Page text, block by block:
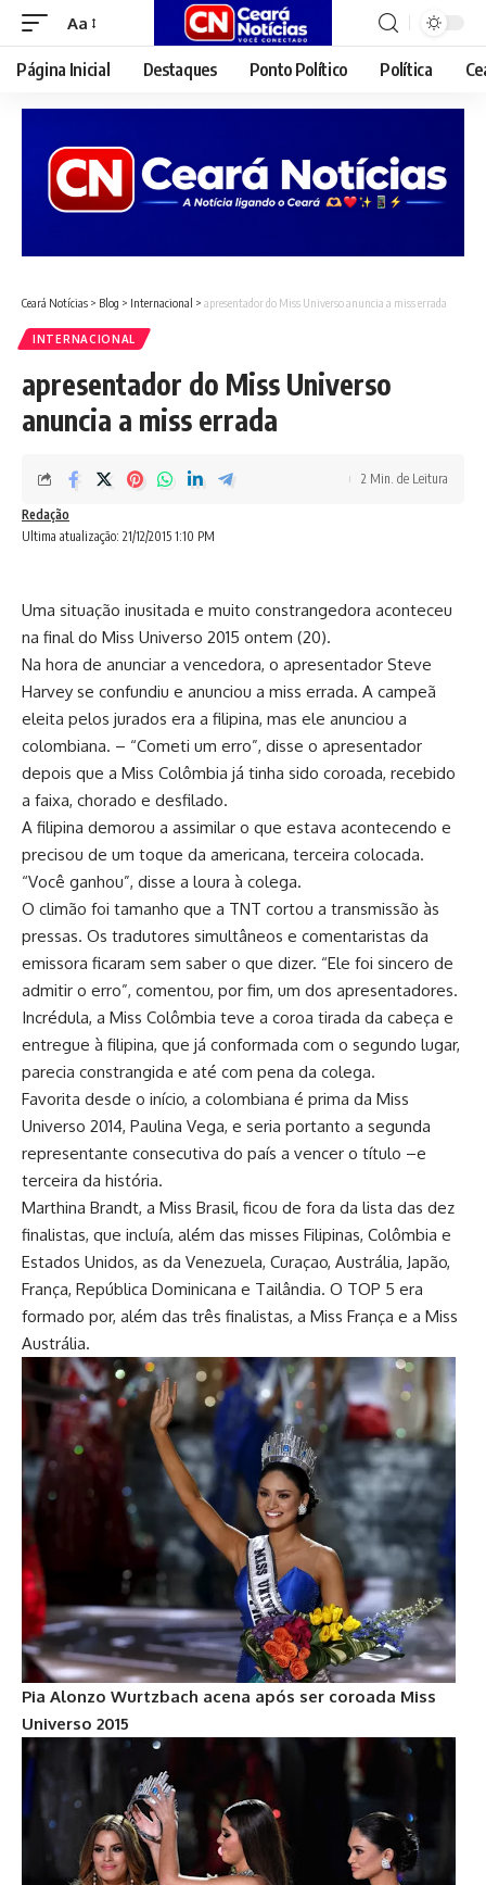
Font
Resizer
Aa
Página Inicial Destaques Ponto Político Política
Ceará Notícias > Blog > Internacional > apresentador do Miss Universo anuncia a miss errada
INTERNACIONAL
apresentador do Miss Universo
anuncia a miss errada
Ultima atualização: 21/12/2015 1:10 PM
Redação
2 Min. de Leitura
Uma situação inusitada e muito constrangedora aconteceu
na final do Miss Universo 2015 ontem (20).
Na hora de anunciar a vencedora, o apresentador Steve
Harvey se confundiu e anunciou a miss errada. A campeã
eleita pelos jurados era a filipina, mas ele anunciou a
colombiana. – “Cometi um erro”, disse o apresentador
depois que a Miss Colômbia já tinha sido coroada, recebido
a faixa, chorado e desfilado.
A filipina demorou a assimilar o que estava acontecendo e
precisou de um toque da americana, terceira colocada.
“Você ganhou”, disse a loura à colega.
O climão foi tamanho que a TNT cortou a transmissão às
pressas. Os tradutores simultâneos e comentaristas da
emissora ficaram sem saber o que dizer. “Ele foi sincero de
admitir o erro”, comentou, por fim, um dos apresentadores.
Incrédula, a Miss Colômbia teve a coroa tirada da cabeça e
entregue à filipina, que já conformada com o segundo lugar,
parecia constrangida e até com pena da colega.
Favorita desde o início, a colombiana é prima da Miss
Universo 2014, Paulina Vega, e seria portanto a segunda
representante consecutiva do país a vencer o título –e
terceira da história.
Marthina Brandt, a Miss Brasil, ficou de fora da lista das dez
finalistas, que incluía, além das misses Filipinas, Colômbia e
Estados Unidos, as da Venezuela, Curaçao, Austrália, Japão,
França, República Dominicana e Tailândia. O TOP 5 era
formado por, além das três finalistas, a Miss França e a Miss
Austrália.
Pia Alonzo Wurtzbach acena após ser coroada Miss
Universo 2015